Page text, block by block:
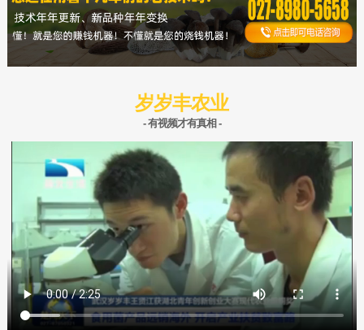
岁岁丰农业
- 有视频才有真相 -